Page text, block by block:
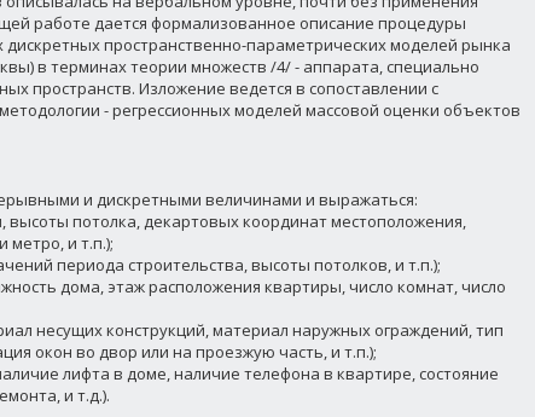
работе дается формализованное описание процедуры
пространственно-параметрических моделей рынка
в терминах теории множеств /4/ - аппарата, специально
пространств. Изложение ведется в сопоставлении с
- регрессионных моделей массовой оценки объектов
и дискретными величинами и выражаться:
высоты потолка, декартовых координат местоположения,
метро, и т.п.);
периода строительства, высоты потолков, и т.п.);
дома, этаж расположения квартиры, число комнат, число
несущих конструкций, материал наружных ограждений, тип
окон во двор или на проезжую часть, и т.п.);
лифта в доме, наличие телефона в квартире, состояние
и т.д.).